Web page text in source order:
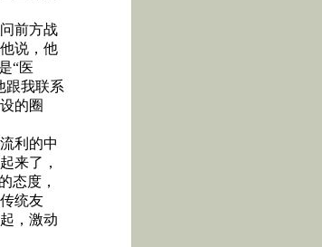
前方战
说，他
“医
跟我联系
的圈
利的中
来了，
态度，
统友
，激动